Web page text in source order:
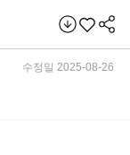
수정일 2025-08-26